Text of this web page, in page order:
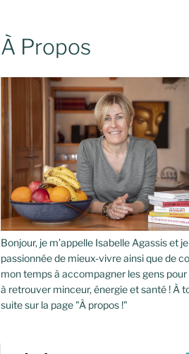
À Propos
Bonjour, je m’appelle Isabelle Agassis et
passionnée de mieux-vivre ainsi que de
mon temps à accompagner les gens pour
à retrouver minceur, énergie et santé ! À
suite sur la page "À propos !"